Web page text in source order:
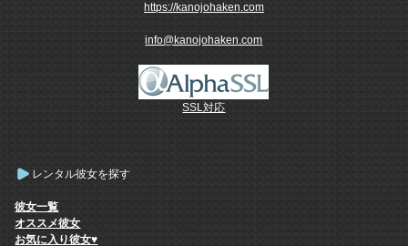
https://kanojohaken.com
info@kanojohaken.com
SSL対応
レンタル彼女を探す
彼女一覧
オススメ彼女
お気に入り彼女♥